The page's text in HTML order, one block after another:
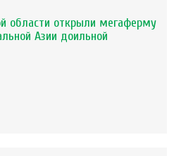
области открыли мегаферму
Азии доильной